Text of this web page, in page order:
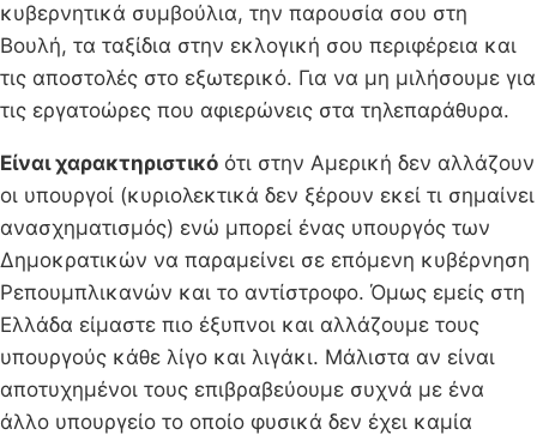
κυβερνητικά συμβούλια, την παρουσία σου στη
Βουλή, τα ταξίδια στην εκλογική σου περιφέρεια και
τις αποστολές στο εξωτερικό. Για να μη μιλήσουμε για
τις εργατοώρες που αφιερώνεις στα τηλεπαράθυρα.
Είναι χαρακτηριστικό ότι στην Αμερική δεν αλλάζουν
οι υπουργοί (κυριολεκτικά δεν ξέρουν εκεί τι σημαίνει
ανασχηματισμός) ενώ μπορεί ένας υπουργός των
Δημοκρατικών να παραμείνει σε επόμενη κυβέρνηση
Ρεπουμπλικανών και το αντίστροφο. Όμως εμείς στη
Ελλάδα είμαστε πιο έξυπνοι και αλλάζουμε τους
υπουργούς κάθε λίγο και λιγάκι. Μάλιστα αν είναι
αποτυχημένοι τους επιβραβεύουμε συχνά με ένα
άλλο υπουργείο το οποίο φυσικά δεν έχει καμία